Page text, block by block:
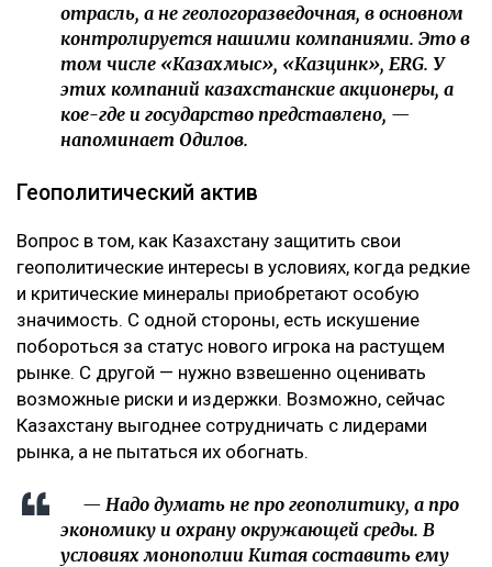
отрасль, а не геологоразведочная, в основном
контролируется нашими компаниями. Это в
том числе «Казахмыс», «Казцинк», ERG. У
этих компаний казахстанские акционеры, а
кое-где и государство представлено, —
напоминает Одилов.
Геополитический актив
Вопрос в том, как Казахстану защитить свои
геополитические интересы в условиях, когда редкие
и критические минералы приобретают особую
значимость. С одной стороны, есть искушение
побороться за статус нового игрока на растущем
рынке. С другой — нужно взвешенно оценивать
возможные риски и издержки. Возможно, сейчас
Казахстану выгоднее сотрудничать с лидерами
рынка, а не пытаться их обогнать.
— Надо думать не про геополитику, а про
экономику и охрану окружающей среды. В
условиях монополии Китая составить ему